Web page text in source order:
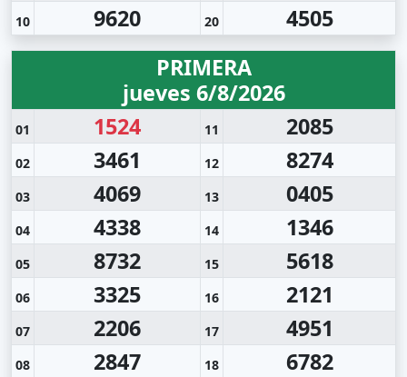
10 9620 20
4505
PRIMERA
jueves 6/8/2026
01 1524 11 2085
02 3461 12 8274
03 4069 13 0405
04 4338 14 1346
05 8732 15 5618
06 3325 16 2121
07 2206 17 4951
08 2847 18 6782